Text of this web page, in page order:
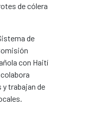
de cólera
de
con Haití
y trabajan de